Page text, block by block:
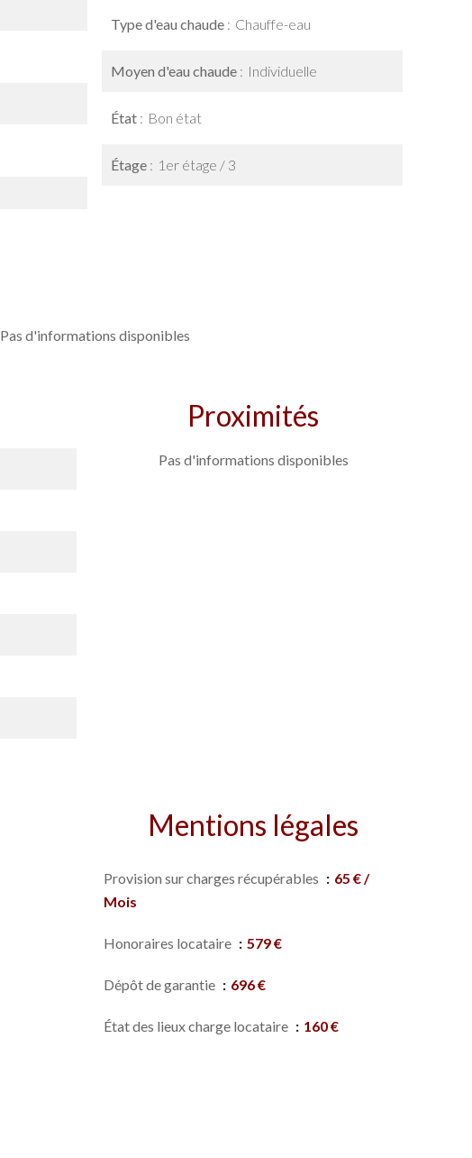
Type d'eau chaude Chauffe-eau
Moyen d'eau chaude Individuelle
État Bon état
Étage 1er étage / 3
Pas d'informations disponibles
Proximités
Pas d'informations disponibles
Mentions légales
Provision sur charges récupérables
65 € /
Mois
Honoraires locataire 579 €
Dépôt de garantie 696 €
État des lieux charge locataire 160 €